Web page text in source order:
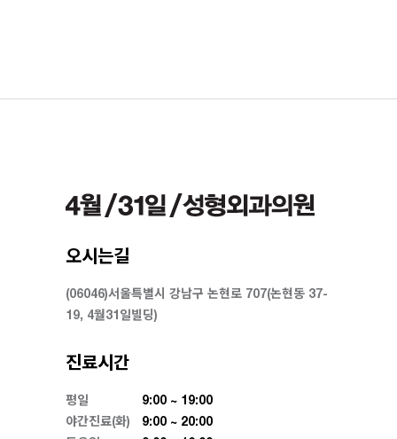
오시는길
(06046)서울특별시 강남구 논현로 707(논현동 37-
19, 4월31일빌딩)
진료시간
평일
9:00 ~ 19:00
야간진료(화)
9:00 ~ 20:00